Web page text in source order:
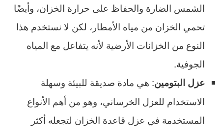
الشمس الضارة والحفاظ على حرارة الخزان، وأيضًا
تحمي الخزان من مياه الأمطار، لكن لا نستخدم هذا
النوع من الخزانات الأرضية لأنه يتفاعل مع المياه
الجوفية.
عزل البتومين: هي مادة صديقة للبيئة وسهلة
الاستخدام للعزل الخرساني، وهو من أهم الأنواع
المستخدمة في عزل قاعدة الخزان لتجعله أكثر